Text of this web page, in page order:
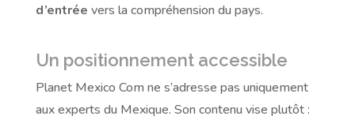
d’entrée vers la compréhension du pays.
Un positionnement accessible
Planet Mexico Com ne s’adresse pas uniquement
aux experts du Mexique. Son contenu vise plutôt :